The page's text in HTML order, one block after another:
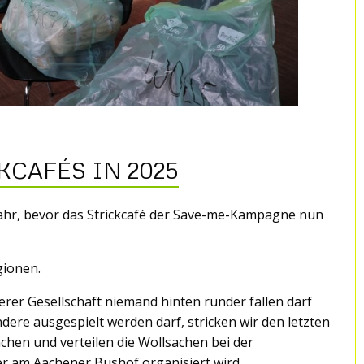
IN 2025
bevor das Strickcafé der Save-me-Kampagne nun
Gesellschaft niemand hinten runder fallen darf
ausgespielt werden darf, stricken wir den letzten
und verteilen die Wollsachen bei der